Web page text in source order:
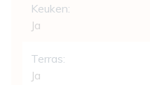
Keuken:
Ja
Terras:
Ja